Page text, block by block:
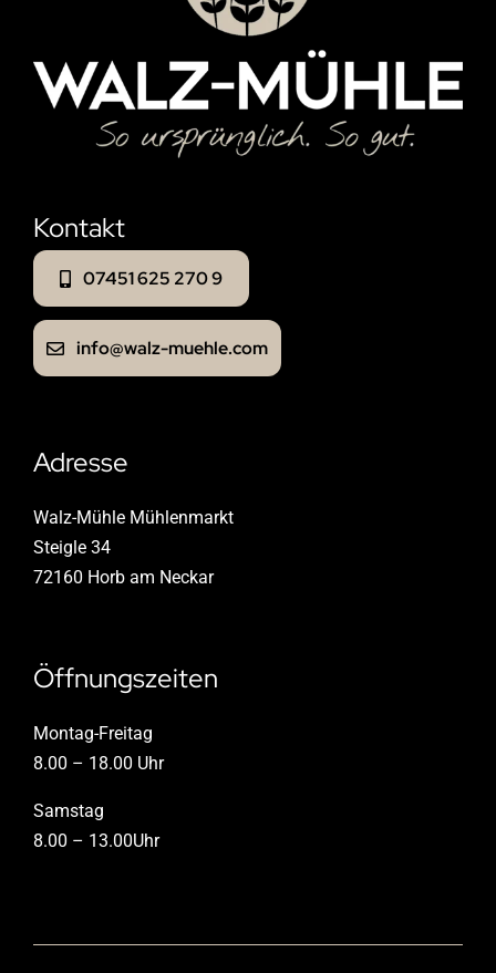
Kontakt
07451 625 270 9
info@walz-muehle.com
Adresse
Walz-Mühle Mühlenmarkt
Steigle 34
72160 Horb am Neckar
Öffnungszeiten
Montag-Freitag
8.00 – 18.00 Uhr
Samstag
8.00 – 13.00Uhr